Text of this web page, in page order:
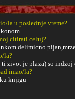
la u poslednje vreme?
citirati celu)?
delimicno
la?
zivot je plaza) so indzoj
imao/la?
knjigu